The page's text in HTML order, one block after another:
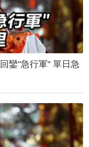
行軍" 單日急